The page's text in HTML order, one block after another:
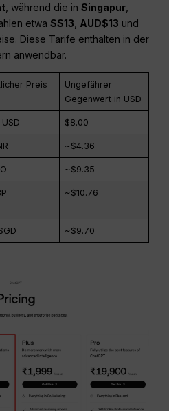
, während die inSingapur
etwaS$13 AUD$13 und
Diese Tarife enthalten in der
anwendbar.
Preis
Ungefährer
Gegenwert in USD
$8.00
~$4.36
~$9.35
~$10.76
~$9.70